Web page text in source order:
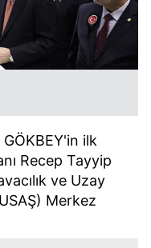
ilk
Recep Tayyip
ve Uzay
Merkez